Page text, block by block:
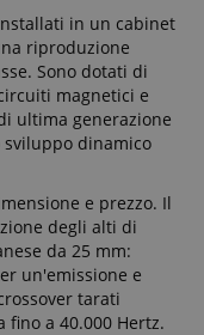
in un cabinet
riproduzione
Sono dotati di
magnetici e
ultima generazione
dinamico
e prezzo. Il
degli alti di
da 25 mm:
un'emissione e
tarati
a 40.000 Hertz.